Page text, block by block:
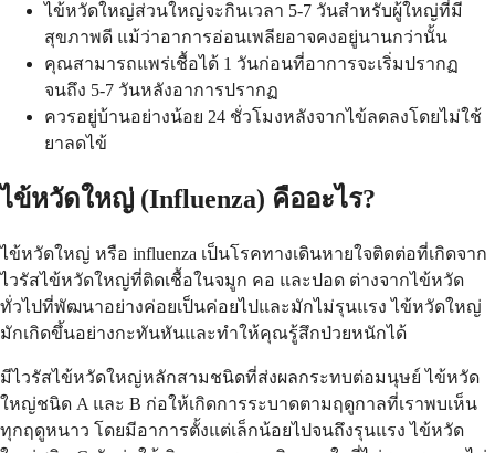
ไข้หวัดใหญ่ส่วนใหญ่จะกินเวลา 5-7 วันสำหรับผู้ใหญ่ที่มี
สุขภาพดี แม้ว่าอาการอ่อนเพลียอาจคงอยู่นานกว่านั้น
คุณสามารถแพร่เชื้อได้ 1 วันก่อนที่อาการจะเริ่มปรากฏ
จนถึง 5-7 วันหลังอาการปรากฏ
ควรอยู่บ้านอย่างน้อย 24 ชั่วโมงหลังจากไข้ลดลงโดยไม่ใช้
ยาลดไข้
ไข้หวัดใหญ่ (Influenza) คืออะไร?
ไข้หวัดใหญ่ หรือ influenza เป็นโรคทางเดินหายใจติดต่อที่เกิดจาก
ไวรัสไข้หวัดใหญ่ที่ติดเชื้อในจมูก คอ และปอด ต่างจากไข้หวัด
ทั่วไปที่พัฒนาอย่างค่อยเป็นค่อยไปและมักไม่รุนแรง ไข้หวัดใหญ่
มักเกิดขึ้นอย่างกะทันหันและทำให้คุณรู้สึกป่วยหนักได้
มีไวรัสไข้หวัดใหญ่หลักสามชนิดที่ส่งผลกระทบต่อมนุษย์ ไข้หวัด
ใหญ่ชนิด A และ B ก่อให้เกิดการระบาดตามฤดูกาลที่เราพบเห็น
ทุกฤดูหนาว โดยมีอาการตั้งแต่เล็กน้อยไปจนถึงรุนแรง ไข้หวัด